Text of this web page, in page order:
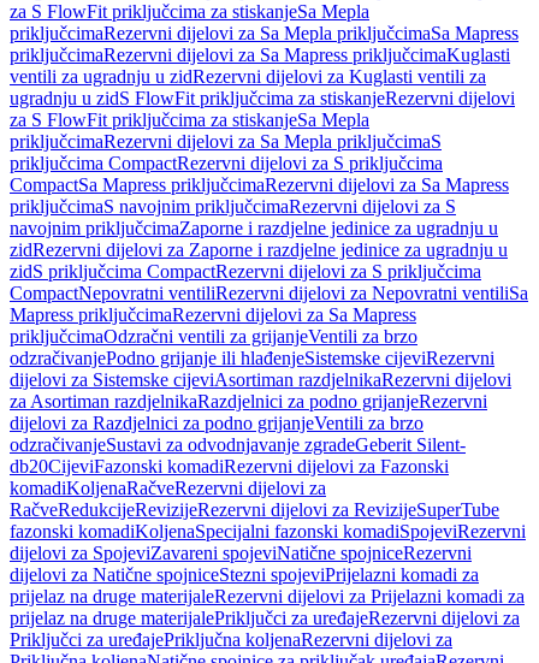
za S FlowFit priključcima za stiskanjeSa Mepla
priključcimaRezervni dijelovi za Sa Mepla priključcimaSa Mapress
priključcimaRezervni dijelovi za Sa Mapress priključcimaKuglasti
ventili za ugradnju u zidRezervni dijelovi za Kuglasti ventili za
ugradnju u zidS FlowFit priključcima za stiskanjeRezervni dijelovi
za S FlowFit priključcima za stiskanjeSa Mepla
priključcimaRezervni dijelovi za Sa Mepla priključcimaS
priključcima CompactRezervni dijelovi za S priključcima
CompactSa Mapress priključcimaRezervni dijelovi za Sa Mapress
priključcimaS navojnim priključcimaRezervni dijelovi za S
navojnim priključcimaZaporne i razdjelne jedinice za ugradnju u
zidRezervni dijelovi za Zaporne i razdjelne jedinice za ugradnju u
zidS priključcima CompactRezervni dijelovi za S priključcima
CompactNepovratni ventiliRezervni dijelovi za Nepovratni ventiliSa
Mapress priključcimaRezervni dijelovi za Sa Mapress
priključcimaOdzračni ventili za grijanjeVentili za brzo
odzračivanjePodno grijanje ili hlađenjeSistemske cijeviRezervni
dijelovi za Sistemske cijeviAsortiman razdjelnikaRezervni dijelovi
za Asortiman razdjelnikaRazdjelnici za podno grijanjeRezervni
dijelovi za Razdjelnici za podno grijanjeVentili za brzo
odzračivanjeSustavi za odvodnjavanje zgradeGeberit Silent-
db20CijeviFazonski komadiRezervni dijelovi za Fazonski
komadiKoljenaRačveRezervni dijelovi za
RačveRedukcijeRevizijeRezervni dijelovi za RevizijeSuperTube
fazonski komadiKoljenaSpecijalni fazonski komadiSpojeviRezervni
dijelovi za SpojeviZavareni spojeviNatične spojniceRezervni
dijelovi za Natične spojniceStezni spojeviPrijelazni komadi za
prijelaz na druge materijaleRezervni dijelovi za Prijelazni komadi za
prijelaz na druge materijalePriključci za uređajeRezervni dijelovi za
Priključci za uređajePriključna koljenaRezervni dijelovi za